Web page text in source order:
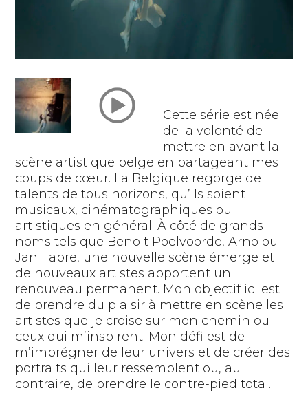
Cette série est née
de la volonté de
mettre en avant la
scène artistique belge en partageant mes
coups de cœur. La Belgique regorge de
talents de tous horizons, qu’ils soient
musicaux, cinématographiques ou
artistiques en général. À côté de grands
noms tels que Benoit Poelvoorde, Arno ou
Jan Fabre, une nouvelle scène émerge et
de nouveaux artistes apportent un
renouveau permanent. Mon objectif ici est
de prendre du plaisir à mettre en scène les
artistes que je croise sur mon chemin ou
ceux qui m’inspirent. Mon défi est de
m’imprégner de leur univers et de créer des
portraits qui leur ressemblent ou, au
contraire, de prendre le contre-pied total.